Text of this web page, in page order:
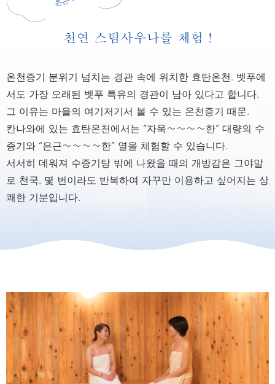
온천증기 분위기 넘치는 경관 속에 위치한 효탄온천. 벳푸에
서도 가장 오래된 벳푸 특유의 경관이 남아 있다고 합니다.
그 이유는 마을의 여기저기서 볼 수 있는 온천증기 때문.
칸나와에 있는 효탄온천에서는 “자욱〜〜〜〜한” 대량의 수
증기와 “은근〜〜〜〜한” 열을 체험할 수 있습니다.
서서히 데워져 수증기탕 밖에 나왔을 때의 개방감은 그야말
로 천국. 몇 번이라도 반복하여 자꾸만 이용하고 싶어지는 상
쾌한 기분입니다.